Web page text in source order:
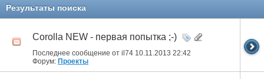
Результаты поиска
Corolla NEW - первая попытка ;-)
Последнее сообщение от il74 10.11.2013 22:42
Форум: Проекты